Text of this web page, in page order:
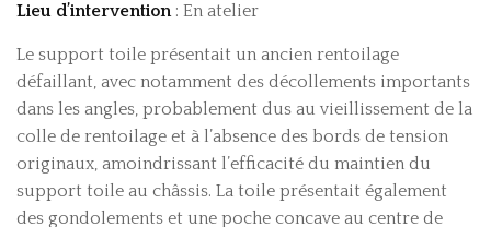
Lieu d’intervention: En atelier
Le support toile présentait un ancien rentoilage
défaillant, avec notamment des décollements importants
dans les angles, probablement dus au vieillissement de la
colle de rentoilage et à l’absence des bords de tension
originaux, amoindrissant l’efficacité du maintien du
support toile au châssis. La toile présentait également
des gondolements et une poche concave au centre de